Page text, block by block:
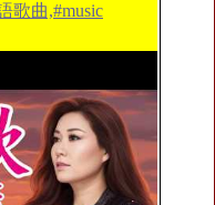
歌曲,#music